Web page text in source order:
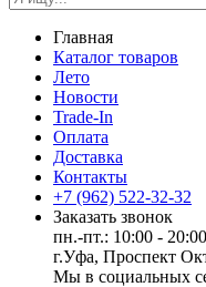
Главная
Каталог товаров
Лето
Новости
Trade-In
Оплата
Доставка
Контакты
+7 (962) 522-32-32
Заказать звонок
пн.-пт.: 10:00 -
г.Уфа, Проспект
Мы в социальных